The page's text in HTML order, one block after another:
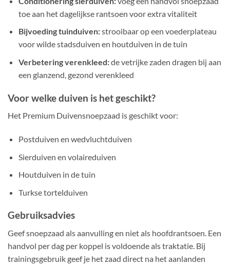
toe aan het dagelijkse rantsoen voor extra vitaliteit
Bijvoeding tuinduiven:strooibaar op een voederplateau
voor wilde stadsduiven en houtduiven in de tuin
Verbetering verenkleed:de vetrijke zaden dragen bij aan
een glanzend, gezond verenkleed
Voor welke duiven is het geschikt?
Het Premium Duivensnoepzaad is geschikt voor:
Postduiven en wedvluchtduiven
Sierduiven en volaireduiven
Houtduiven in de tuin
Turkse tortelduiven
Gebruiksadvies
Geef snoepzaad als aanvulling en niet als hoofdrantsoen. Een
handvol per dag per koppel is voldoende als traktatie. Bij
trainingsgebruik geef je het zaad direct na het aanlanden